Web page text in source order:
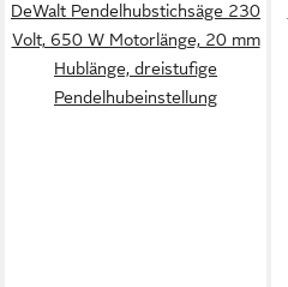
DeWalt Pendelhubstichsäge 230
Volt, 650 W Motorlänge, 20 mm
Hublänge, dreistufige
Pendelhubeinstellung